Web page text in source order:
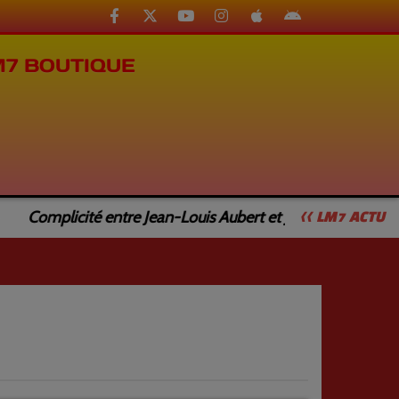
BOUTIQUE
<< LM7 ACTU
entre Jean-Louis Aubert et Jean-Luc Caturla